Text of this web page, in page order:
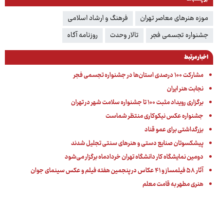
موزه هنرهای معاصر تهران
فرهنگ و ارشاد اسلامی
جشنواره تجسمی فجر
تالار وحدت روزنامه آگاه
اخبار مرتبط
مشارکت ۱۰۰ درصدی استان‌ها در جشنواره تجسمی فجر
نجابت هنر ایران
برگزاری رویداد مثبت ۱۰۰ تا جشنواره سلامت شهر در تهران
جشنواره عکس نیکوکاری منتظر شماست
بزرگداشتی برای عمو قناد
پیشکسوتان صنایع دستی و هنرهای سنتی تجلیل شدند
دومین نمایشگاه کار دانشگاه تهران خردادماه برگزار می‌شود
آثار ۵۸ فیلمساز و ۴۱ عکاس در پنجمین هفته فیلم و عکس سینمای جوان
هنری مطهر به قامت معلم